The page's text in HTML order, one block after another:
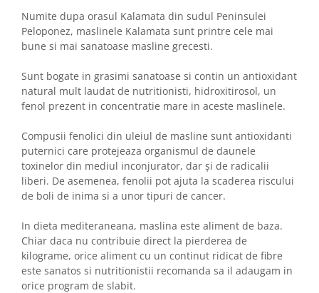
Numite dupa orasul Kalamata din sudul Peninsulei
Peloponez, maslinele Kalamata sunt printre cele mai
bune si mai sanatoase masline grecesti.
Sunt bogate in grasimi sanatoase si contin un antioxidant
natural mult laudat de nutritionisti, hidroxitirosol, un
fenol prezent in concentratie mare in aceste maslinele.
Compusii fenolici din uleiul de masline sunt antioxidanti
puternici care protejeaza organismul de daunele
toxinelor din mediul inconjurator, dar și de radicalii
liberi. De asemenea, fenolii pot ajuta la scaderea riscului
de boli de inima si a unor tipuri de cancer.
In dieta mediteraneana, maslina este aliment de baza.
Chiar daca nu contribuie direct la pierderea de
kilograme, orice aliment cu un continut ridicat de fibre
este sanatos si nutritionistii recomanda sa il adaugam in
orice program de slabit.